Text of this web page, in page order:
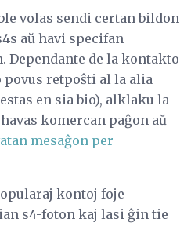
volas sendi certan bildon
aŭ havi specifan
de la kontakto
povus retpoŝti al la alia
en sia bio), alklaku la
komercan paĝon aŭ
mesaĝon per
kontoj foje
s4-foton kaj lasi ĝin tie